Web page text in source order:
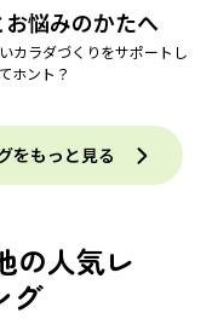
悩みのかたへ
カラダづくりをサポートし
ホント？
をもっと見る
の人気レ
グ